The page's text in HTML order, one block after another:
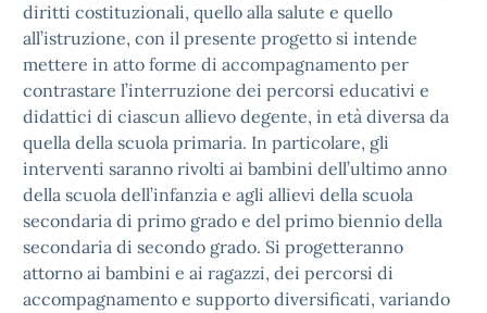
diritti costituzionali, quello alla salute e quello
all’istruzione, con il presente progetto si intende
mettere in atto forme di accompagnamento per
contrastare l’interruzione dei percorsi educativi e
didattici di ciascun allievo degente, in età diversa da
quella della scuola primaria. In particolare, gli
interventi saranno rivolti ai bambini dell’ultimo anno
della scuola dell’infanzia e agli allievi della scuola
secondaria di primo grado e del primo biennio della
secondaria di secondo grado. Si progetteranno
attorno ai bambini e ai ragazzi, dei percorsi di
accompagnamento e supporto diversificati, variando